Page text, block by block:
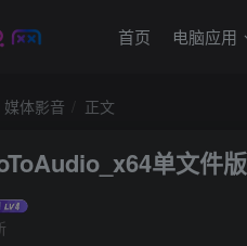
首页 电脑应用
媒体影音 正文
单文件